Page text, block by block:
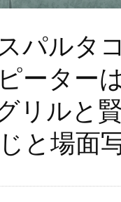
パルタ
ーター
リルと
と場面